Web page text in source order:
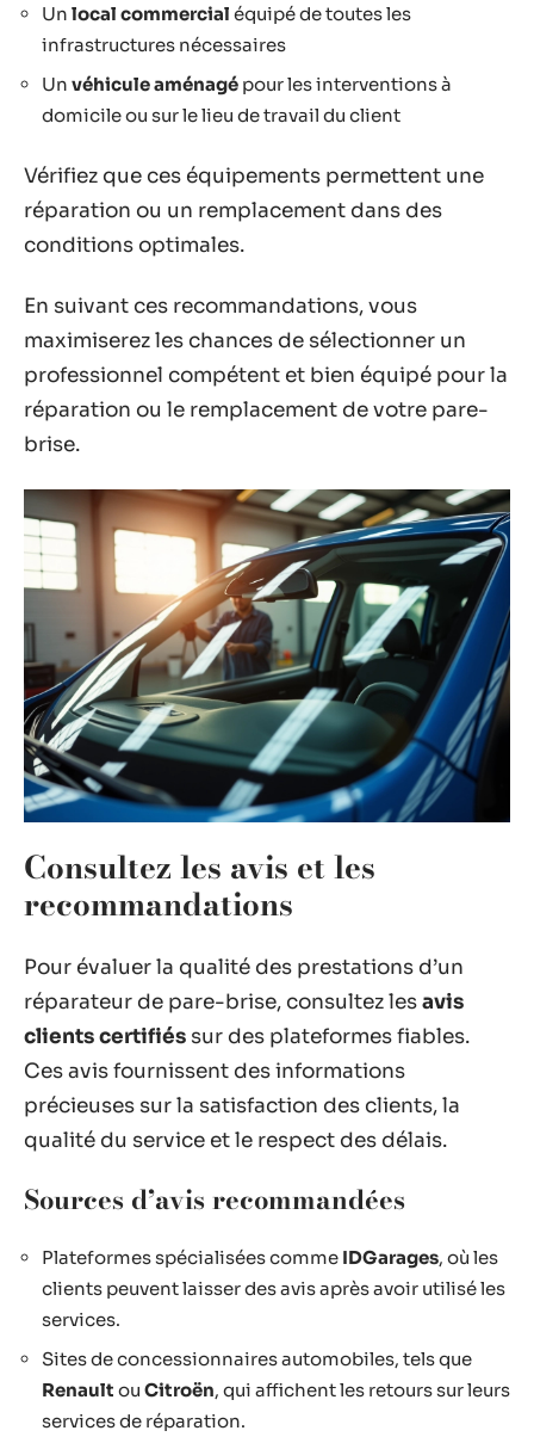
Un local commercial équipé de toutes les
infrastructures nécessaires
Un véhicule aménagé pour les interventions à
domicile ou sur le lieu de travail du client
Vérifiez que ces équipements permettent une
réparation ou un remplacement dans des
conditions optimales.
En suivant ces recommandations, vous
maximiserez les chances de sélectionner un
professionnel compétent et bien équipé pour la
réparation ou le remplacement de votre pare-
brise.
Consultez les avis et les
recommandations
Pour évaluer la qualité des prestations d’un
réparateur de pare-brise, consultez lesavis
clients certifiés sur des plateformes fiables.
Ces avis fournissent des informations
précieuses sur la satisfaction des clients, la
qualité du service et le respect des délais.
Sources d’avis recommandées
Plateformes spécialisées comme IDGarages, où les
clients peuvent laisser des avis après avoir utilisé les
services.
Sites de concessionnaires automobiles, tels que
Renault ou Citroën, qui affichent les retours sur leurs
services de réparation.